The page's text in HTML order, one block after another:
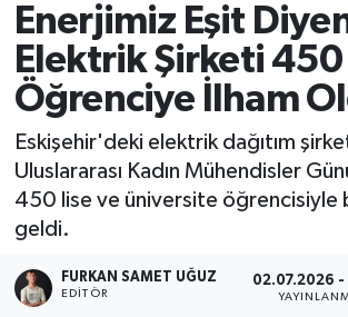
Enerjimiz Eşit
Elektrik Şirketi 450
Öğrenciye İlham
Eskişehir'deki elektrik dağıtım
Uluslararası Kadın Mühendisler
450 lise ve üniversite öğrencisiyle
geldi.
FURKAN SAMET UĞUZ
EDITÖR
02.07.2026 -
Süper Lig Puan Durumu ve Fikstür
Tüm Manşetler
Son Dakika Haberleri
Haber Arşivi